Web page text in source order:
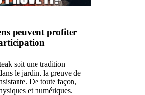
peuvent profiter
soit une tradition
le jardin, la preuve de
De toute façon,
et numériques.